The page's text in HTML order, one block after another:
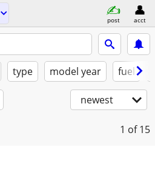
post acct
type model year fuel
newest
1 of 15